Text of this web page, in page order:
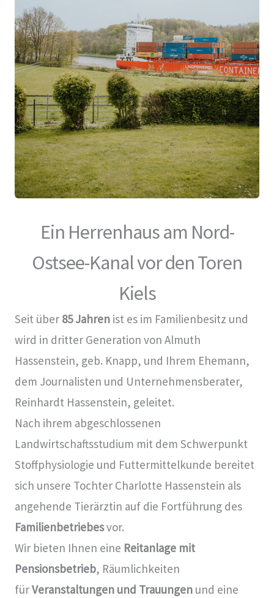
Ein Herrenhaus am Nord-
Ostsee-Kanal vor den Toren
Kiels
Seit über 85 Jahren ist es im Familienbesitz und
wird in dritter Generation von Almuth
Hassenstein, geb. Knapp, und Ihrem Ehemann,
dem Journalisten und Unternehmensberater,
Reinhardt Hassenstein, geleitet.
Nach ihrem abgeschlossenen
Landwirtschaftsstudium mit dem Schwerpunkt
Stoffphysiologie und Futtermittelkunde bereitet
sich unsere Tochter Charlotte Hassenstein als
angehende Tierärztin auf die Fortführung des
Familienbetriebesvor.
Wir bieten Ihnen eine Reitanlage mit
Pensionsbetrieb, Räumlichkeiten
fürVeranstaltungen und Trauungen und eine